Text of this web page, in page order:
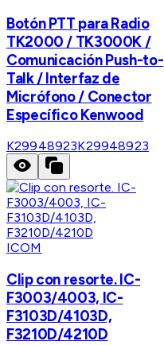
Botón PTT para Radio
TK2000 / TK3000K /
Comunicación Push-to-
Talk / Interfaz de
Micrófono / Conector
Específico Kenwood
K29948923K29948923
ICOM
Clip con resorte. IC-
F3003/4003, IC-
F3103D/4103D,
F3210D/4210D